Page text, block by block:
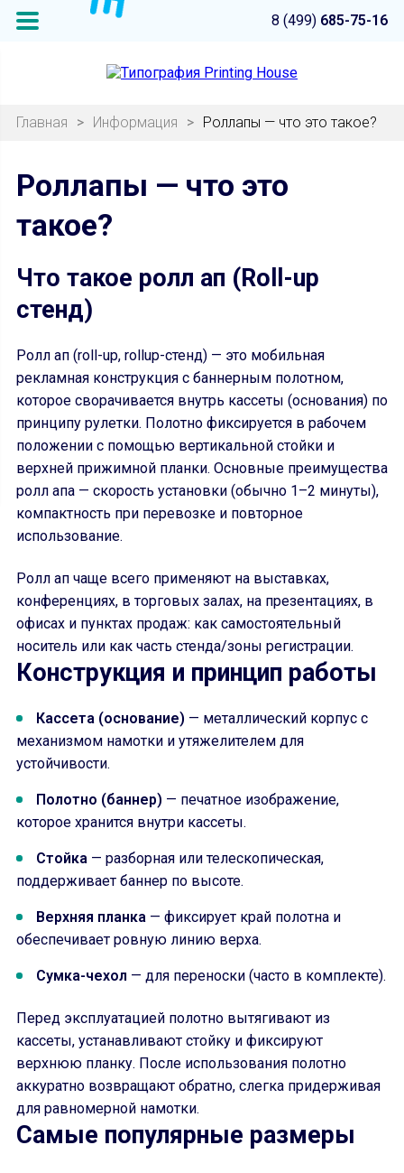
8 (499) 685-75-16
Главная > Информация > Роллапы — что это такое?
Роллапы — что это
такое?
Что такое ролл ап (Roll-up
стенд)
Ролл ап (roll-up, rollup-стенд) — это мобильная
рекламная конструкция с баннерным полотном,
которое сворачивается внутрь кассеты (основания) по
принципу рулетки. Полотно фиксируется в рабочем
положении с помощью вертикальной стойки и
верхней прижимной планки. Основные преимущества
ролл апа — скорость установки (обычно 1–2 минуты),
компактность при перевозке и повторное
использование.
Ролл ап чаще всего применяют на выставках,
конференциях, в торговых залах, на презентациях, в
офисах и пунктах продаж: как самостоятельный
носитель или как часть стенда/зоны регистрации.
Конструкция и принцип работы
Кассета (основание) — металлический корпус с
механизмом намотки и утяжелителем для
устойчивости.
Полотно (баннер) — печатное изображение,
которое хранится внутри кассеты.
Стойка — разборная или телескопическая,
поддерживает баннер по высоте.
Верхняя планка — фиксирует край полотна и
обеспечивает ровную линию верха.
Сумка-чехол — для переноски (часто в комплекте).
Перед эксплуатацией полотно вытягивают из
кассеты, устанавливают стойку и фиксируют
верхнюю планку. После использования полотно
аккуратно возвращают обратно, слегка придерживая
для равномерной намотки.
Самые популярные размеры